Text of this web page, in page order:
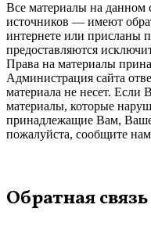
Все материалы на данном
источников — имеют
интернете или присланы
предоставляются
Права на материалы
Администрация сайта
материала не несет.
материалы, которые
принадлежащие Вам,
пожалуйста, сообщите
Обратная связь